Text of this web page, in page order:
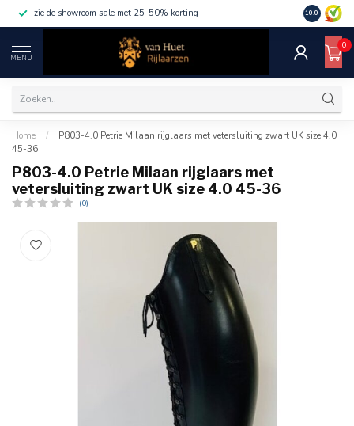
zie de showroom sale met 25-50% korting 10.0
MENU
0
Home /
P803-4.0 Petrie Milaan rijglaars met vetersluiting zwart UK size 4.0
45-36
P803-4.0 Petrie Milaan rijglaars met
vetersluiting zwart UK size 4.0 45-36
(0)